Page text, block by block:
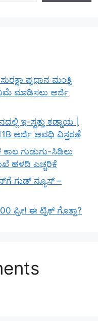
ಪ್ರಧಾನ ಮಂತ್ರಿ
ಮಾಡಿಸಲು ಅರ್ಜಿ
ಇ-ಸ್ವತ್ತು ಕಡ್ಡಾಯ |
ಅರ್ಜಿ ಅವಧಿ ವಿಸ್ತರಣೆ
ಕಾಲ ಗುಡುಗು-ಸಿಡಿಲು
ಹಳದಿ ಎಚ್ಚರಿಕೆ
ಗುಡ್ ನ್ಯೂಸ್ –
ಫ್ರೀ! ಈ ಟ್ರಿಕ್ ಗೊತ್ತಾ?